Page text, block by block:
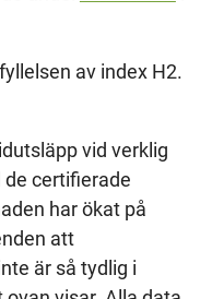
av index H2.
vid verklig
de certifierade
har ökat på
att
är så tydlig i